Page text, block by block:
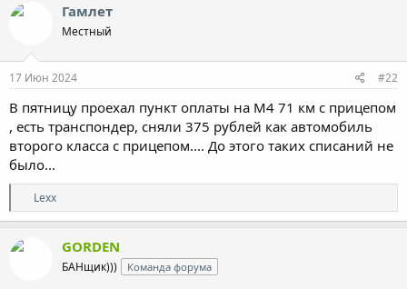
Гамлет
Местный
17 Июн 2024 #22
В пятницу проехал пункт оплаты на M4 71 км с прицепом
, есть транспондер, сняли 375 рублей как автомобиль
второго класса с прицепом.... До этого таких списаний не
было...
Р
е
а
Lexx
GORDEN
БАНщик))) Команда форума